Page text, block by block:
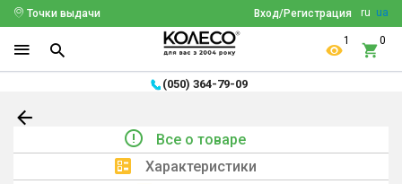
ru ua
Вход/Регистрация
Точки выдачи
1 0
(050) 364-79-09
Все о товаре
Характеристики